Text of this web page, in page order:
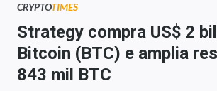
Newsletters
Money Trader
Anuncie
CRYPTOTIMES
Strategy compra US$ 2
Bitcoin (BTC) e amplia
843 mil BTC